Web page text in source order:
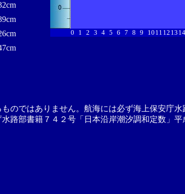
0 1 2 3 4 5 6 7 8 9 10 11 12 13 14
のではありません。航海には必ず海上保安庁水
路部書籍７４２号「日本沿岸潮汐調和定数」平